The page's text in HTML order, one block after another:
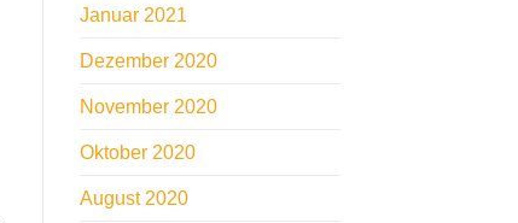
Januar 2021
Dezember 2020
November 2020
Oktober 2020
August 2020